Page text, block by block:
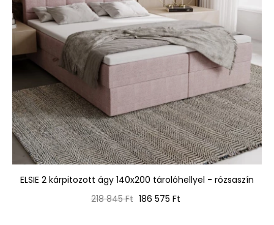
ELSIE 2 kárpitozott ágy 140x200 tárolóhellyel - rózsaszín
Normál
218 845 Ft Ár
186 575 Ft